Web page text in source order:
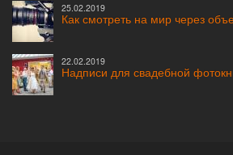
25.02.2019
Как смотреть на мир через
22.02.2019
Надписи для свадебной